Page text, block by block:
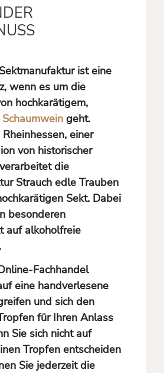
ist eine
wenn es um die
hochkarätigem,
Schaumwein geht.
einer
von historischer
die
Strauch edle Trauben
Sekt. Dabei
besonderen
auf alkoholfreie
Fachhandel
eine handverlesene
und sich den
für Ihren Anlass
Sie sich nicht auf
Tropfen entscheiden
Sie jederzeit die